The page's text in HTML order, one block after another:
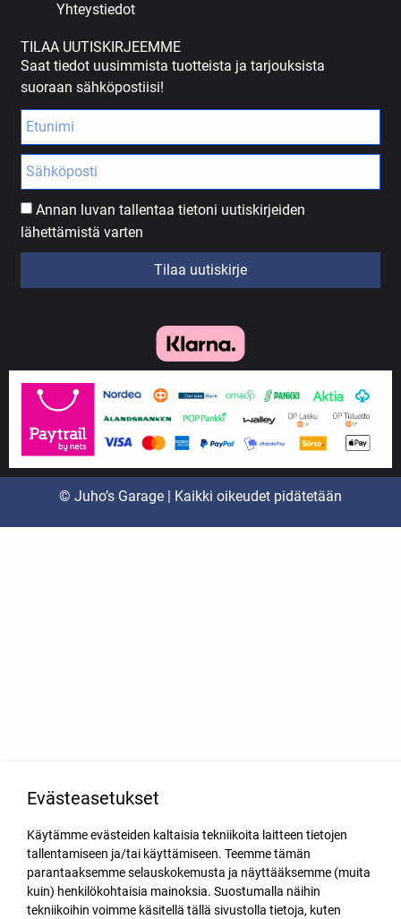
Yhteystiedot
TILAA UUTISKIRJEEMME
Saat tiedot uusimmista tuotteista ja tarjouksista
suoraan sähköpostiisi!
Annan luvan tallentaa tietoni uutiskirjeiden
lähettämistä varten
Tilaa uutiskirje
© Juho’s Garage | Kaikki oikeudet pidätetään
Evästeasetukset
Käytämme evästeiden kaltaisia tekniikoita laitteen tietojen
tallentamiseen ja/tai käyttämiseen. Teemme tämän
parantaaksemme selauskokemusta ja näyttääksemme (muita
kuin) henkilökohtaisia mainoksia. Suostumalla näihin
tekniikoihin voimme käsitellä tällä sivustolla tietoja, kuten